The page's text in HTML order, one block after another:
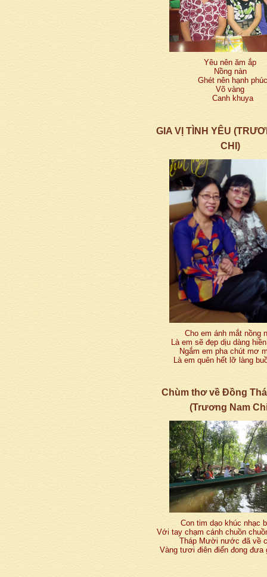
Yêu nên ăm ắp
Nồng nàn
Ghét nên hạnh phúc
Võ vàng
Canh khuya
GIA VỊ TÌNH YÊU
CHI)
Cho em ánh mắt nồng
Là em sẽ đẹp dịu dàng
Ngắm em pha chút mơ
Là em quên hết lỡ làng
Chùm thơ về Đồng
(Trương Nam
Con tim dạo khúc nhạc
Với tay chạm cánh chuồn
Tháp Mười nước đã về
Vàng tươi điên điển đong đưa